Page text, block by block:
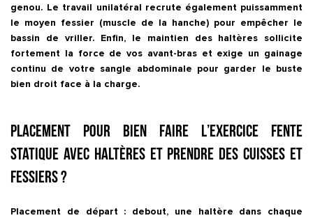
genou. Le travail unilatéral recrute également puissamment
le moyen fessier (muscle de la hanche) pour empêcher le
bassin de vriller. Enfin, le maintien des haltères sollicite
fortement la force de vos avant-bras et exige un gainage
continu de votre sangle abdominale pour garder le buste
bien droit face à la charge.
Placement pour bien faire l’exercice Fente
statique avec haltères et prendre des cuisses et
fessiers ?
Placement de départ : debout, une haltère dans chaque